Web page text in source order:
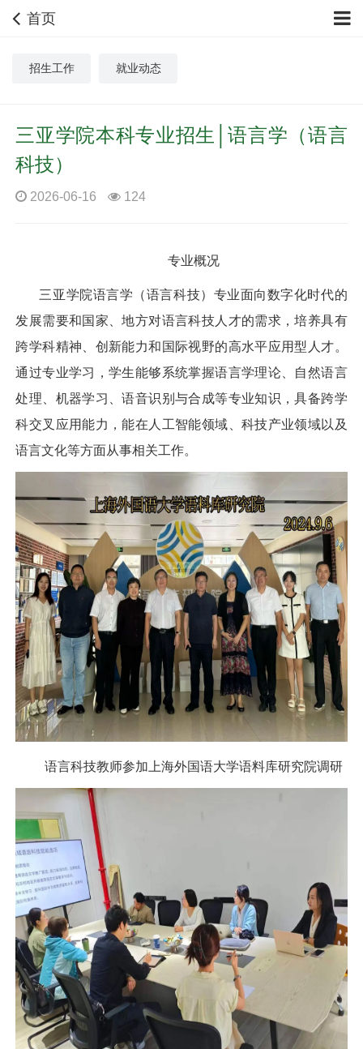
首页
招生工作 就业动态
三亚学院本科专业招生│语言学（语言
科技）
2026-06-16 124
专业概况
三亚学院语言学（语言科技）专业面向数字化时代的
发展需要和国家、地方对语言科技人才的需求，培养具有
跨学科精神、创新能力和国际视野的高水平应用型人才。
通过专业学习，学生能够系统掌握语言学理论、自然语言
处理、机器学习、语音识别与合成等专业知识，具备跨学
科交叉应用能力，能在人工智能领域、科技产业领域以及
语言文化等方面从事相关工作。
语言科技教师参加上海外国语大学语料库研究院调研